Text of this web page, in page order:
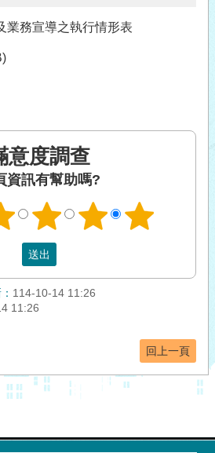
業務宣導之執行情形表
意度調查
資訊有幫助嗎?
114-10-14 11:26
11:26
回上一頁